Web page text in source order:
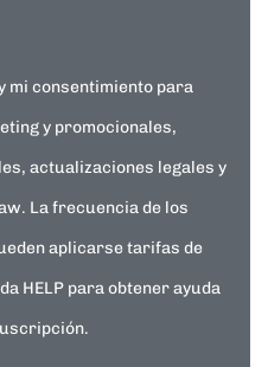
mi consentimiento para
y promocionales,
actualizaciones legales y
La frecuencia de los
aplicarse tarifas de
HELP para obtener ayuda